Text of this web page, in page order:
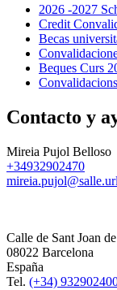
2026 -2027
Credit
Becas
Beques Curs
Contacto y
Mireia Pujol Belloso
+34932902470
Calle de Sant Joan
08022 Barcelona
España
Tel. (+34)